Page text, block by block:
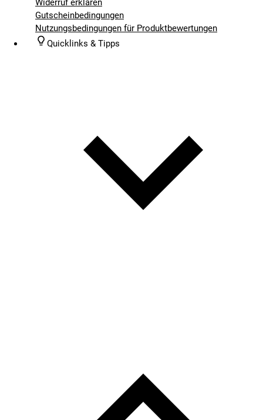
Widerruf erklären
Gutscheinbedingungen
Nutzungsbedingungen für Produktbewertungen
Quicklinks & Tipps